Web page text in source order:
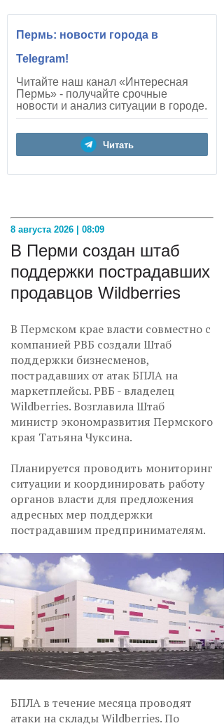
Пермь: новости города в
Telegram!
Читайте наш канал «Интересная
Пермь» - получайте срочные
новости и анализ ситуации в городе.
Читать
8 августа 2026 | 08:09
В Перми создан штаб
поддержки пострадавших
продавцов Wildberries
В Пермском крае власти совместно с
компанией РВБ создали Штаб
поддержки бизнесменов,
пострадавших от атак БПЛА на
маркетплейсы. РВБ - владелец
Wildberries. Возглавила Штаб
министр экономразвития Пермского
края Татьяна Чуксина.
Планируется проводить мониторинг
ситуации и координировать работу
органов власти для предложения
адресных мер поддержки
пострадавшим предпринимателям.
БПЛА в течение месяца проводят
атаки на склады Wildberries. По